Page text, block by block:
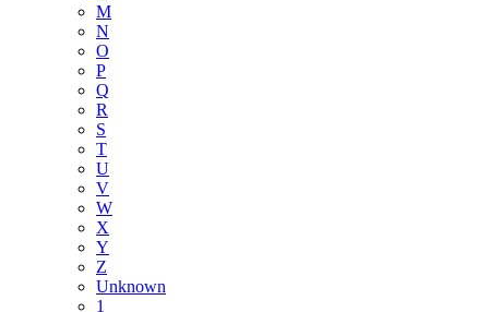
M
N
O
P
Q
R
S
T
U
V
W
X
Y
Z
Unknown
1